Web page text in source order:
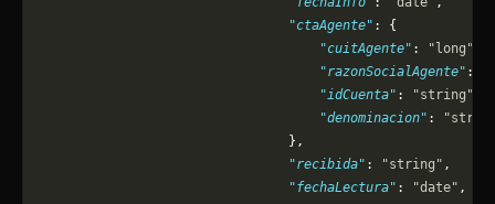
                                "ctaAgente"
: {
                                    "cuitAgente"
: "long"
                                    "razonSocialAgente"
:
                                    "idCuenta"
: "string"
                                    "denominacion"
:
                                },
                                "recibida"
: "string" ,
                                "fechaLectura"
: "date" ,